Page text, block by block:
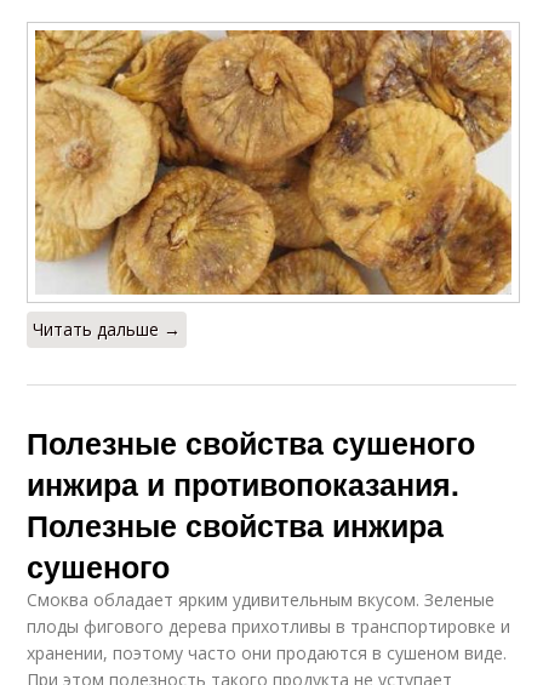
Читать дальше →
Полезные свойства сушеного
инжира и противопоказания.
Полезные свойства инжира
сушеного
Смоква обладает ярким удивительным вкусом. Зеленые
плоды фигового дерева прихотливы в транспортировке и
хранении, поэтому часто они продаются в сушеном виде.
При этом полезность такого продукта не уступает